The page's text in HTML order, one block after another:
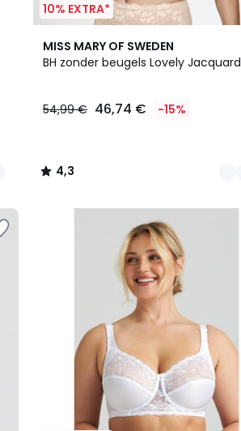
10% EXTRA*
MISS MARY OF SWEDEN
BH zonder beugels Lovely Jacquard
54,99 € 46,74 € -15%
4,3
/ 5
2
Kleuren
4,3
/